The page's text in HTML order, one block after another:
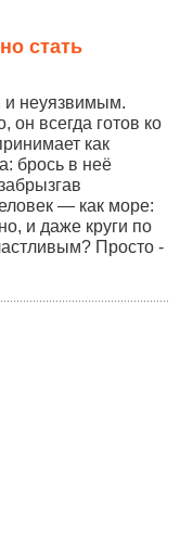
стать
и неуязвимым.
он всегда готов ко
как
брось в неё
— как море:
и даже круги по
Просто -